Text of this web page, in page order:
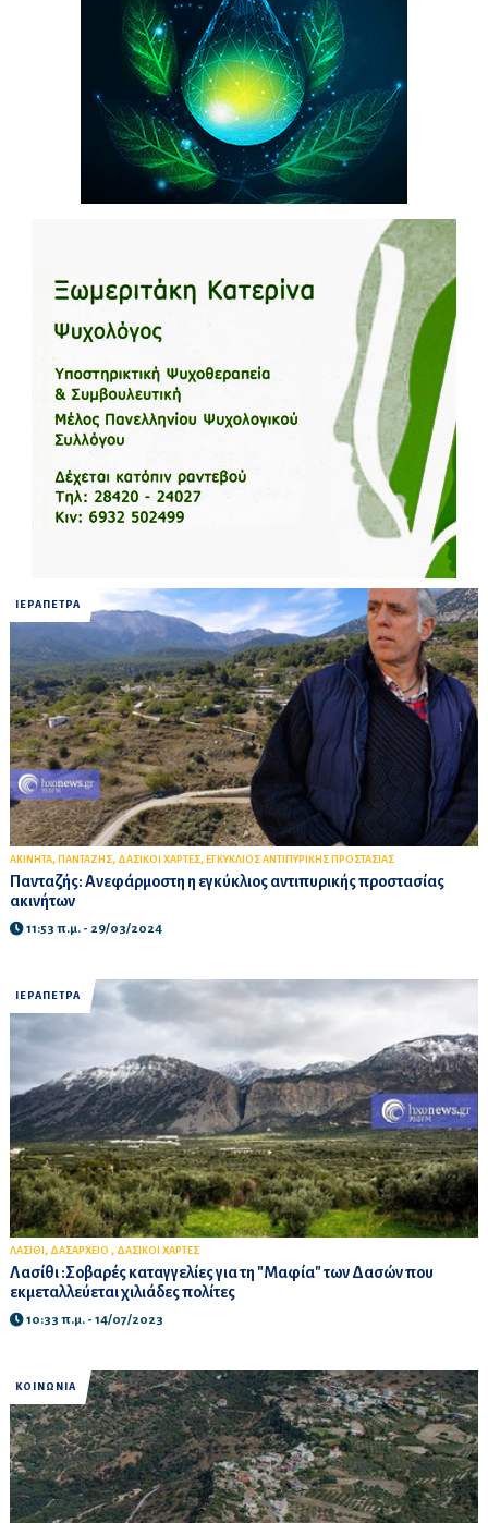
ΙΕΡΑΠΕΤΡΑ
ΑΚΙΝΗΤΑ, ΠΑΝΤΑΖΗΣ, ΔΑΣΙΚΟΙ ΧΑΡΤΕΣ, ΕΓΚΥΚΛΙΟΣ ΑΝΤΙΠΥΡΙΚΗΣ ΠΡΟΣΤΑΣΙΑΣ
Πανταζής: Ανεφάρμοστη η εγκύκλιος αντιπυρικής προστασίας
ακινήτων
11:53 π.μ. - 29/03/2024
ΙΕΡΑΠΕΤΡΑ
ΛΑΣΙΘΙ , ΔΑΣΑΡΧΕΙΟ , ΔΑΣΙΚΟΙ ΧΑΡΤΕΣ
Λασίθι :Σοβαρές καταγγελίες για τη "Μαφία" των Δασών που
εκμεταλλεύεται χιλιάδες πολίτες
10:33 π.μ. - 14/07/2023
ΚΟΙΝΩΝΙΑ